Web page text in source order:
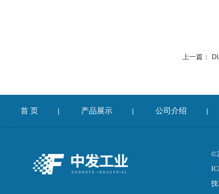
上一篇：
首 页 | 产品展示 | 公司介绍 |